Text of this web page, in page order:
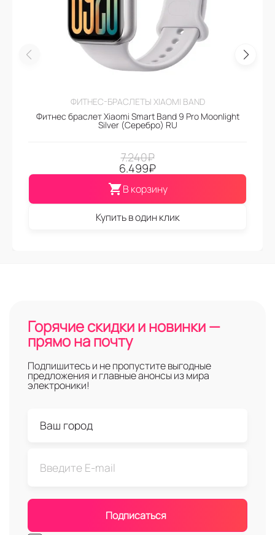
ФИТНЕС-БРАСЛЕТЫ XIAOMI BAND
Фитнес браслет Xiaomi Smart Band 9 Pro Moonlight
Silver (Серебро) RU
7.240₽
6.499₽
В корзину
Купить в один клик
Горячие скидки и новинки —
прямо на почту
Подпишитесь и не пропустите выгодные
предложения и главные анонсы из мира
электроники!
Подписаться